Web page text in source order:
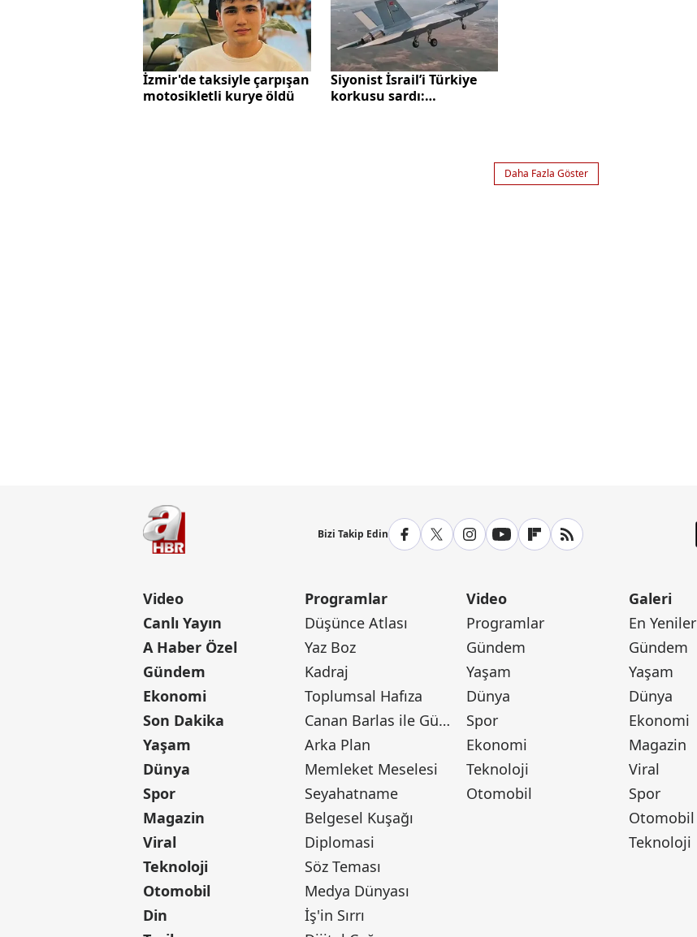
listesine ulaştı
İzmir'de taksiyle çarpışan
motosikletli kurye öldü
Siyonist İsrail’i Türkiye
korkusu sardı:
Daha Fazla Göster
Bizi Takip Edin
Video
Canlı Yayın
A Haber Özel
Gündem
Ekonomi
Son Dakika
Yaşam
Dünya
Spor
Magazin
Viral
Teknoloji
Otomobil
Din
Programlar
Düşünce Atlası
Yaz Boz
Kadraj
Toplumsal Hafıza
Canan Barlas ile Gündem
Arka Plan
Memleket Meselesi
Seyahatname
Belgesel Kuşağı
Diplomasi
Söz Teması
Medya Dünyası
İş'in Sırrı
Video
Programlar
Gündem
Yaşam
Dünya
Spor
Ekonomi
Teknoloji
Otomobil
Galeri
En Yeniler
Gündem
Yaşam
Dünya
Ekonomi
Magazin
Viral
Spor
Otomobil
Teknoloji